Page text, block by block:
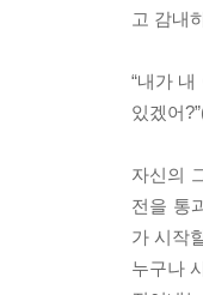
고 감내
“내가
있겠어
자신의
전을 통
가 시작
누구나